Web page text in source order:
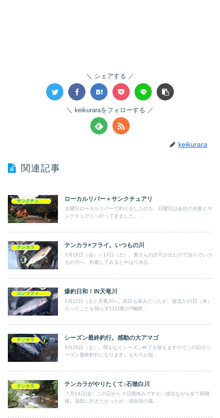
シェアする
keikuraraをフォローする
keikurara
関連記事
サンクチュアリ ローカルリバー＋サンクチュアリ
土曜日ローカルリバーで釣りをしたのち、日曜日は会社の先輩とサ
ンクチュアリへ行ってきました。 ...
テンカラ テンカラ×フライ。いつもの川
7月16日（金）～17日（土）。奥さんの許可が出たので泊りでいつ
もの川へ。到着してみるとやはり水位...
爆釣日和！IN天竜川
2月12日（土）天竜川へ。前日も休みだったが、放流が10日（木）
だったことを知らず11日夜のT橋師...
テンカラ シーズン最終釣行。感動の大アマゴ
9月25日（土）。間もなくシーズン終了を迎えますのでこの日がシ
ーズン最終釣行になります。もちろん狙...
テンカラ テンカラがやりたくて♪石徹白川
７月24日(金）この日から３日間休みですが、残念ながら全て雨模
様。蒲田に行きたかったが、現在陸の孤...